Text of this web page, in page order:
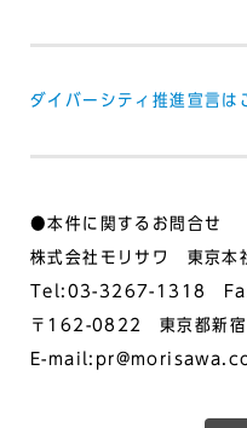
ダイバーシティ推進宣言は
●本件に関するお問合せ
株式会社モリサワ 東京本
Tel:03-3267-1318
〒162-0822 東京都新宿
E-